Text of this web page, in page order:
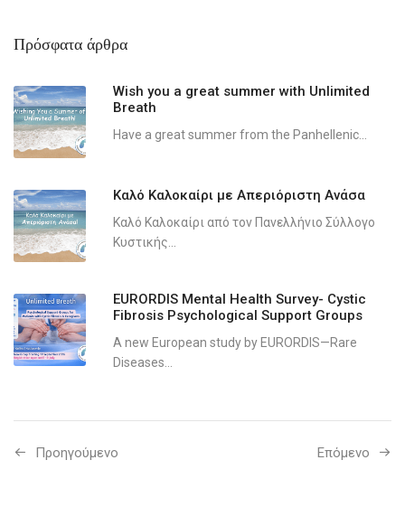
Πρόσφατα άρθρα
Wish you a great summer with Unlimited
Breath
Have a great summer from the Panhellenic...
Καλό Καλοκαίρι με Απεριόριστη Ανάσα
Καλό Καλοκαίρι από τον Πανελλήνιο Σύλλογο
Κυστικής...
EURORDIS Mental Health Survey- Cystic
Fibrosis Psychological Support Groups
A new European study by EURORDIS—Rare
Diseases...
Προηγούμενo Επόμενο